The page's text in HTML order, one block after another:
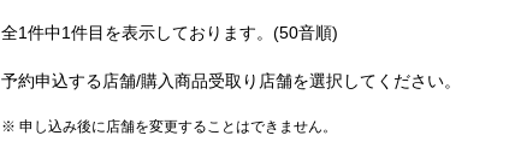
全1件中1件目を表示しております。(50音順)
予約申込する店舗/購入商品受取り店舗を選択してください。
申し込み後に店舗を変更することはできません。